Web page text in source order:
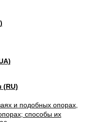
(RU)
и подобных опорах,
способы их